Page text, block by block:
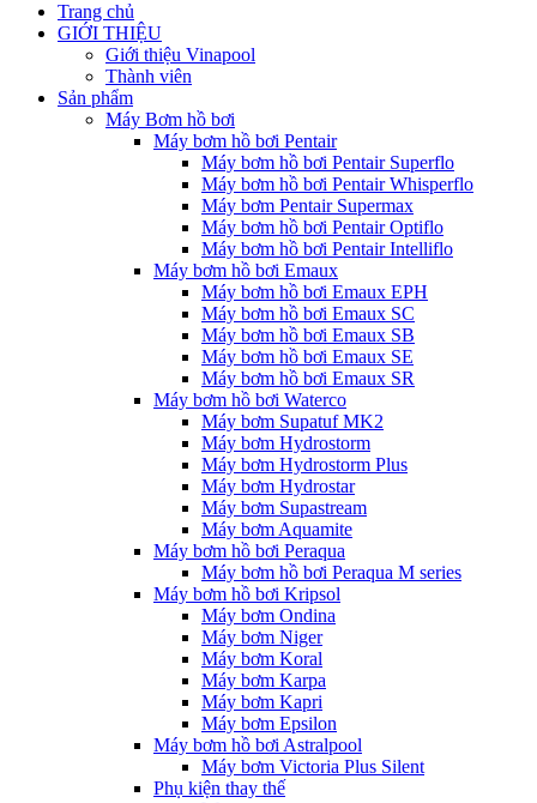
Trang chủ
GIỚI THIỆU
Giới thiệu Vinapool
Thành viên
Sản phẩm
Máy Bơm hồ bơi
Máy bơm hồ bơi Pentair
Máy bơm hồ bơi Pentair Superflo
Máy bơm hồ bơi Pentair Whisperflo
Máy bơm Pentair Supermax
Máy bơm hồ bơi Pentair Optiflo
Máy bơm hồ bơi Pentair Intelliflo
Máy bơm hồ bơi Emaux
Máy bơm hồ bơi Emaux EPH
Máy bơm hồ bơi Emaux SC
Máy bơm hồ bơi Emaux SB
Máy bơm hồ bơi Emaux SE
Máy bơm hồ bơi Emaux SR
Máy bơm hồ bơi Waterco
Máy bơm Supatuf MK2
Máy bơm Hydrostorm
Máy bơm Hydrostorm Plus
Máy bơm Hydrostar
Máy bơm Supastream
Máy bơm Aquamite
Máy bơm hồ bơi Peraqua
Máy bơm hồ bơi Peraqua M series
Máy bơm hồ bơi Kripsol
Máy bơm Ondina
Máy bơm Niger
Máy bơm Koral
Máy bơm Karpa
Máy bơm Kapri
Máy bơm Epsilon
Máy bơm hồ bơi Astralpool
Máy bơm Victoria Plus Silent
Phụ kiện thay thế